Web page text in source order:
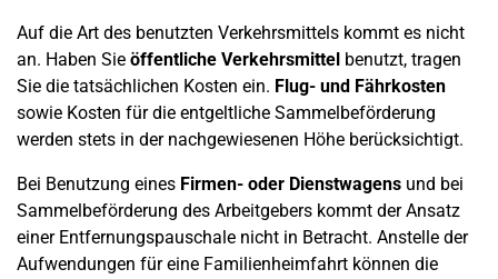
Auf die Art des benutzten Verkehrsmittels kommt es nicht
an. Haben Sie öffentliche Verkehrsmittel benutzt, tragen
Sie die tatsächlichen Kosten ein. Flug- und Fährkosten
sowie Kosten für die entgeltliche Sammelbeförderung
werden stets in der nachgewiesenen Höhe berücksichtigt.
Bei Benutzung eines Firmen- oder Dienstwagens und bei
Sammelbeförderung des Arbeitgebers kommt der Ansatz
einer Entfernungspauschale nicht in Betracht. Anstelle der
Aufwendungen für eine Familienheimfahrt können die